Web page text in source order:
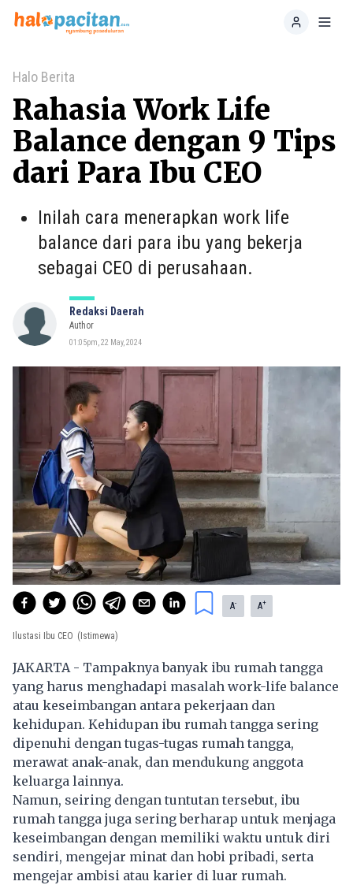
Home
Halo Berita
Rahasia Work Life
Balance dengan 9 Tips
dari Para Ibu CEO
Inilah cara menerapkan work life
balance dari para ibu yang bekerja
sebagai CEO di perusahaan.
Redaksi Daerah
Author
01:05pm, 22 May, 2024
A- A+
Ilustasi Ibu CEO (Istimewa)
JAKARTA - Tampaknya banyak ibu rumah tangga
yang harus menghadapi masalah work-life balance
atau keseimbangan antara pekerjaan dan
kehidupan. Kehidupan ibu rumah tangga sering
dipenuhi dengan tugas-tugas rumah tangga,
merawat anak-anak, dan mendukung anggota
keluarga lainnya.
Namun, seiring dengan tuntutan tersebut, ibu
rumah tangga juga sering berharap untuk menjaga
keseimbangan dengan memiliki waktu untuk diri
sendiri, mengejar minat dan hobi pribadi, serta
mengejar ambisi atau karier di luar rumah.